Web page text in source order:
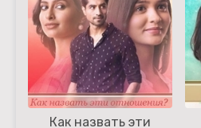
Как назвать эти